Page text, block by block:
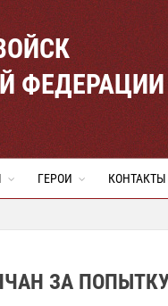
ФЕДЕРАЦИИ
ГЕРОИ КОНТАКТЫ
ЗА